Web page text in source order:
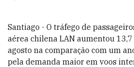
Santiago - O tráfego de
aérea chilena LAN aumentou
agosto na comparação com um
pela demanda maior em voos